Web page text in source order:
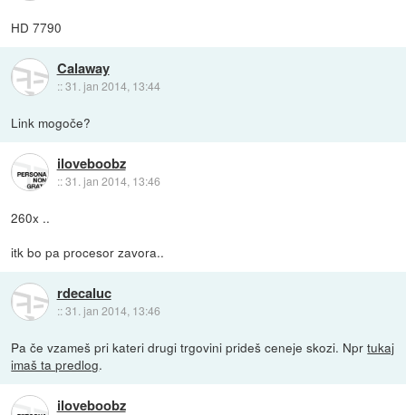
HD 7790
Calaway
::31. jan 2014, 13:44
Link mogoče?
iloveboobz
::31. jan 2014, 13:46
260x ..
itk bo pa procesor zavora..
rdecaluc
::31. jan 2014, 13:46
Pa če vzameš pri kateri drugi trgovini prideš ceneje skozi. Nprtukaj
imaš ta predlog.
iloveboobz